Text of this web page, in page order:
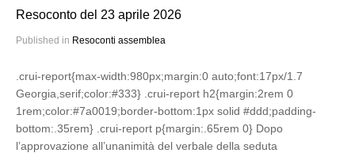
Resoconto del 23 aprile 2026
Published in Resoconti assemblea
.crui-report{max-width:980px;margin:0 auto;font:17px/1.7
Georgia,serif;color:#333} .crui-report h2{margin:2rem 0
1rem;color:#7a0019;border-bottom:1px solid #ddd;padding-
bottom:.35rem} .crui-report p{margin:.65rem 0} Dopo
l’approvazione all’unanimità del verbale della seduta